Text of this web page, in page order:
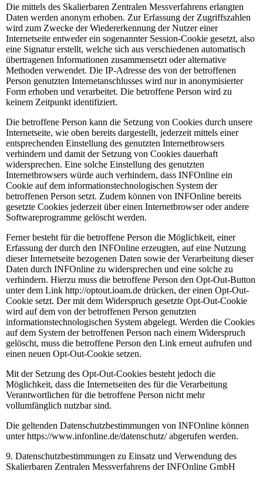
Die mittels des Skalierbaren Zentralen Messverfahrens erlangten
Daten werden anonym erhoben. Zur Erfassung der Zugriffszahlen
wird zum Zwecke der Wiedererkennung der Nutzer einer
Internetseite entweder ein sogenannter Session-Cookie gesetzt, also
eine Signatur erstellt, welche sich aus verschiedenen automatisch
übertragenen Informationen zusammensetzt oder alternative
Methoden verwendet. Die IP-Adresse des von der betroffenen
Person genutzten Internetanschlusses wird nur in anonymisierter
Form erhoben und verarbeitet. Die betroffene Person wird zu
keinem Zeitpunkt identifiziert.
Die betroffene Person kann die Setzung von Cookies durch unsere
Internetseite, wie oben bereits dargestellt, jederzeit mittels einer
entsprechenden Einstellung des genutzten Internetbrowsers
verhindern und damit der Setzung von Cookies dauerhaft
widersprechen. Eine solche Einstellung des genutzten
Internetbrowsers würde auch verhindern, dass INFOnline ein
Cookie auf dem informationstechnologischen System der
betroffenen Person setzt. Zudem können von INFOnline bereits
gesetzte Cookies jederzeit über einen Internetbrowser oder andere
Softwareprogramme gelöscht werden.
Ferner besteht für die betroffene Person die Möglichkeit, einer
Erfassung der durch den INFOnline erzeugten, auf eine Nutzung
dieser Internetseite bezogenen Daten sowie der Verarbeitung dieser
Daten durch INFOnline zu widersprechen und eine solche zu
verhindern. Hierzu muss die betroffene Person den Opt-Out-Button
unter dem Link http://optout.ioam.de drücken, der einen Opt-Out-
Cookie setzt. Der mit dem Widerspruch gesetzte Opt-Out-Cookie
wird auf dem von der betroffenen Person genutzten
informationstechnologischen System abgelegt. Werden die Cookies
auf dem System der betroffenen Person nach einem Widerspruch
gelöscht, muss die betroffene Person den Link erneut aufrufen und
einen neuen Opt-Out-Cookie setzen.
Mit der Setzung des Opt-Out-Cookies besteht jedoch die
Möglichkeit, dass die Internetseiten des für die Verarbeitung
Verantwortlichen für die betroffene Person nicht mehr
vollumfänglich nutzbar sind.
Die geltenden Datenschutzbestimmungen von INFOnline können
unter https://www.infonline.de/datenschutz/ abgerufen werden.
9. Datenschutzbestimmungen zu Einsatz und Verwendung des
Skalierbaren Zentralen Messverfahrens der INFOnline GmbH